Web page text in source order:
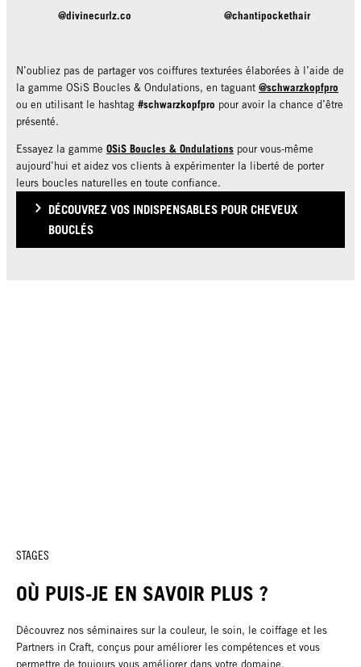
@divinecurlz.co @chantipockethair
N’oubliez pas de partager vos coiffures texturées élaborées à l’aide de
la gamme OSiS Boucles & Ondulations, en taguant @schwarzkopfpro
ou en utilisant le hashtag #schwarzkopfpro pour avoir la chance d’être
présenté.
Essayez la gamme OSiS Boucles & Ondulations pour vous-même
aujourd’hui et aidez vos clients à expérimenter la liberté de porter
leurs boucles naturelles en toute confiance.
DÉCOUVREZ VOS INDISPENSABLES POUR CHEVEUX
BOUCLÉS
STAGES
OÙ PUIS-JE EN SAVOIR PLUS ?
Découvrez nos séminaires sur la couleur, le soin, le coiffage et les
Partners in Craft, conçus pour améliorer les compétences et vous
permettre de toujours vous améliorer dans votre domaine.